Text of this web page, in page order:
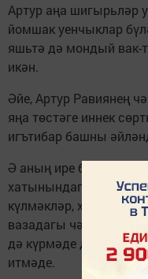
Артур аңа шигырьләр
йомшак уенчыклар
яшьтә дә мондый вак-
икән.
Әйе, Артур Равиянең
яңа төстәге иннек
игътибар башны
Ә аның ире
хатынындагы
күлмәкләр, хыялый,
вазадагы чәчәк
дә күрмәде дә,
итмәде.